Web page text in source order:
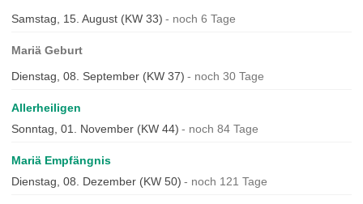
Samstag, 15. August (KW 33)
noch 6 Tage
Mariä Geburt
Dienstag, 08. September (KW 37)
noch 30 Tage
Allerheiligen
Sonntag, 01. November (KW 44)
noch 84 Tage
Mariä Empfängnis
Dienstag, 08. Dezember (KW 50)
noch 121 Tage